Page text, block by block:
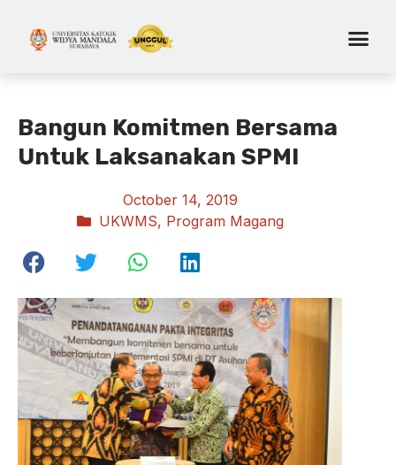
Bangun Komitmen Bersama
Untuk Laksanakan SPMI
October 14, 2019
UKWMS, Program Magang